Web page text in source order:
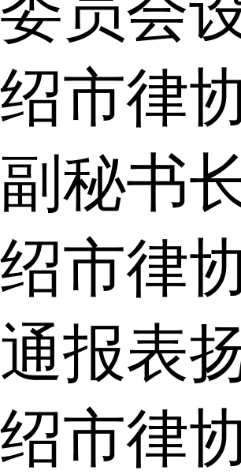
绍市律
副秘书
绍市律
通报表
绍市律